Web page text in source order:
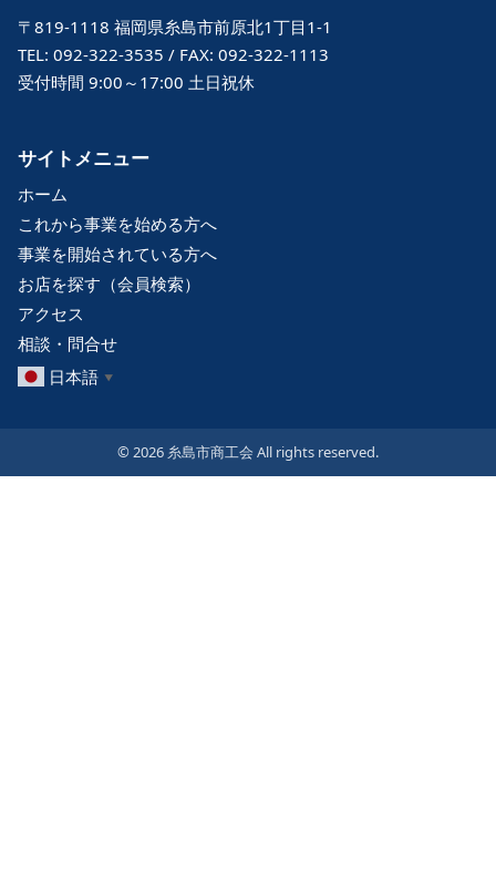
ン
〒819-1118 福岡県糸島市前原北1丁目1-1
TEL: 092-322-3535 / FAX: 092-322-1113
受付時間 9:00～17:00 土日祝休
サイトメニュー
ホーム
これから事業を始める方へ
事業を開始されている方へ
お店を探す（会員検索）
アクセス
相談・問合せ
日本語 ▼
© 2026 糸島市商工会 All rights reserved.